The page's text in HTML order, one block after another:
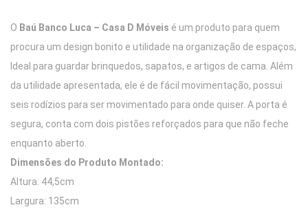
O Baú Banco Luca – Casa D Móveis é um produto para quem
procura um design bonito e utilidade na organização de espaços,
Ideal para guardar brinquedos, sapatos, e artigos de cama. Além
da utilidade apresentada, ele é de fácil movimentação, possui
seis rodízios para ser movimentado para onde quiser. A porta é
segura, conta com dois pistões reforçados para que não feche
enquanto aberto.
Dimensões do Produto Montado:
Altura: 44,5cm
Largura: 135cm